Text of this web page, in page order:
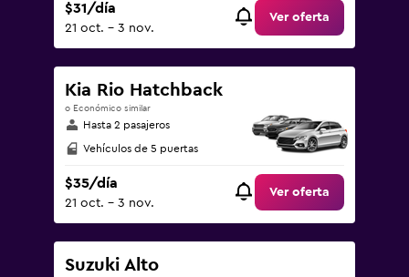
$31/día
21 oct. - 3 nov.
Ver oferta
Kia Rio Hatchback
o Económico similar
Hasta 2 pasajeros
Vehículos de 5 puertas
$35/día
21 oct. - 3 nov.
Ver oferta
Suzuki Alto